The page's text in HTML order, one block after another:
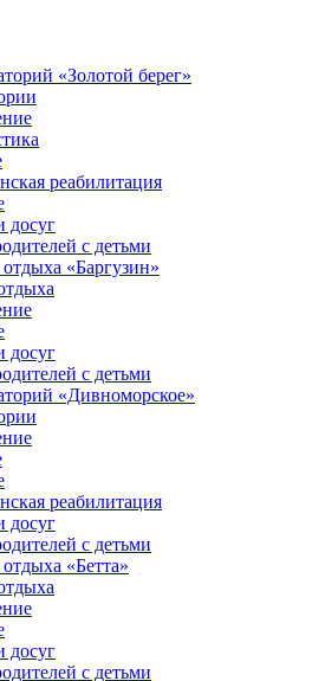
«Золотой берег»
реабилитация
досуг
с детьми
«Баргузин»
досуг
с детьми
«Дивноморское»
реабилитация
досуг
с детьми
«Бетта»
досуг
с детьми